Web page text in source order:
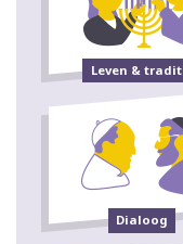
Leven &
Dialoog